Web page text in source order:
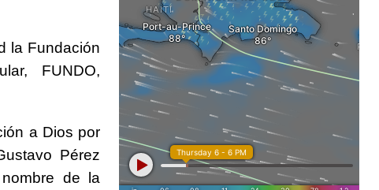
la Fundación
FUNDO,
a Dios por
Pérez
de la